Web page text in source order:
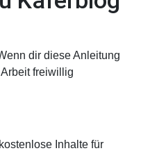
dir diese Anleitung
freiwillig
Inhalte für